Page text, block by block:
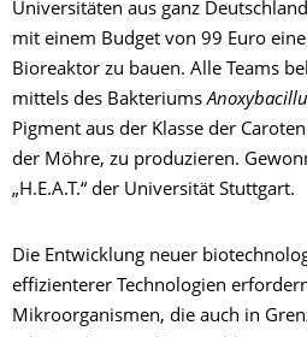
Universitäten aus ganz
mit einem Budget von 99 Euro
Bioreaktor zu bauen. Alle Teams
mittels des Bakteriums
Pigment aus der Klasse der
der Möhre, zu produzieren.
„H.E.A.T.“ der Universität Stuttgart.
Die Entwicklung neuer
effizienterer Technologien
Mikroorganismen, die auch in